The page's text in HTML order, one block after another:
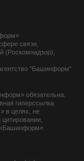
связи,
(Роскомнадзор),
"Башинформ"
обязательна.
гиперссылка
в целях, не